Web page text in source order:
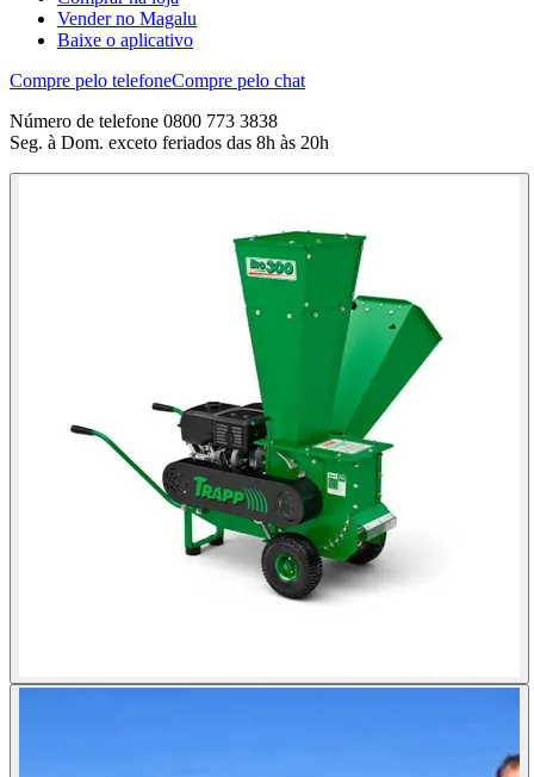
Vender no Magalu
Baixe o aplicativo
Compre pelo telefoneCompre pelo chat
Número de telefone 0800 773 3838
Seg. à Dom. exceto feriados das 8h às 20h